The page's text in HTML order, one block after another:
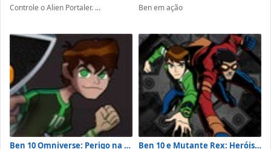
Controle o Alien Portaler. ... Ben em ação
Ben 10 Omniverse: Perigo na Dimensão 12 Ben 10 e Mutante Rex: Heróis Unidos